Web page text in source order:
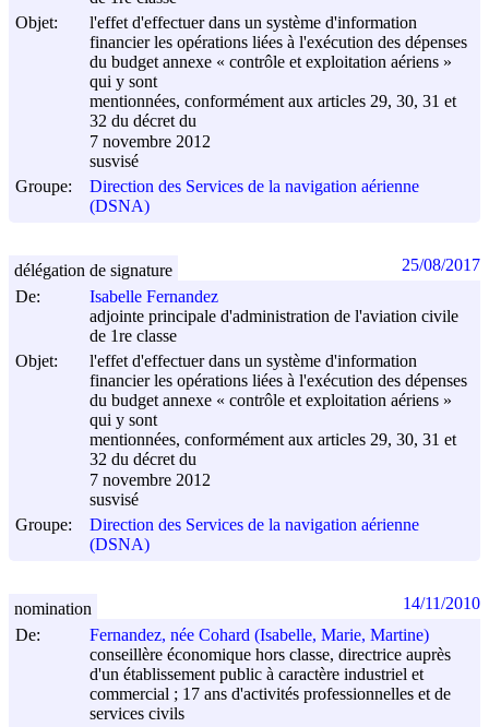
Objet:
l'effet d'effectuer dans un système d'information
financier les opérations liées à l'exécution des dépenses
du budget annexe « contrôle et exploitation aériens »
qui y sont
mentionnées, conformément aux articles 29, 30, 31 et
32 du décret du
7 novembre 2012
susvisé
Groupe:
Direction des Services de la navigation aérienne
(DSNA)
De:
Isabelle Fernandez
adjointe principale d'administration de l'aviation civile
de 1re classe
Objet:
l'effet d'effectuer dans un système d'information
financier les opérations liées à l'exécution des dépenses
du budget annexe « contrôle et exploitation aériens »
qui y sont
mentionnées, conformément aux articles 29, 30, 31 et
32 du décret du
7 novembre 2012
susvisé
Groupe:
Direction des Services de la navigation aérienne
(DSNA)
délégation de signature 25/08/2017
De:
Fernandez, née Cohard (Isabelle, Marie, Martine)
conseillère économique hors classe, directrice auprès
d'un établissement public à caractère industriel et
commercial ; 17 ans d'activités professionnelles et de
services civils
nomination 14/11/2010